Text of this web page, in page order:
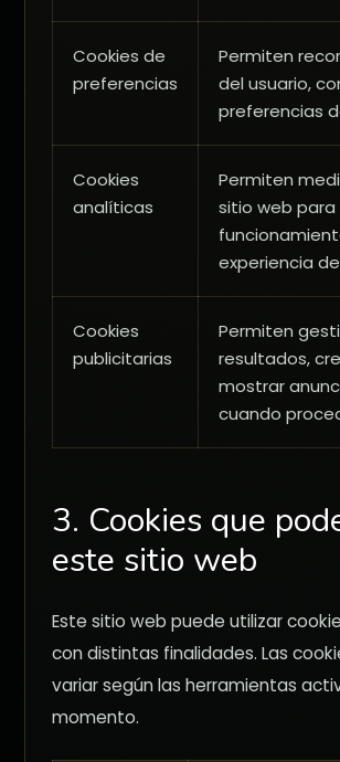
Cookies de
preferencias
Permiten
del usuario,
preferencias
Cookies
analíticas
Permiten
sitio web para
experiencia
Cookies
publicitarias
Permiten
resultados,
mostrar
cuando
3. Cookies que
este sitio web
Este sitio web puede utilizar
con distintas finalidades. Las
variar según las herramientas
momento.